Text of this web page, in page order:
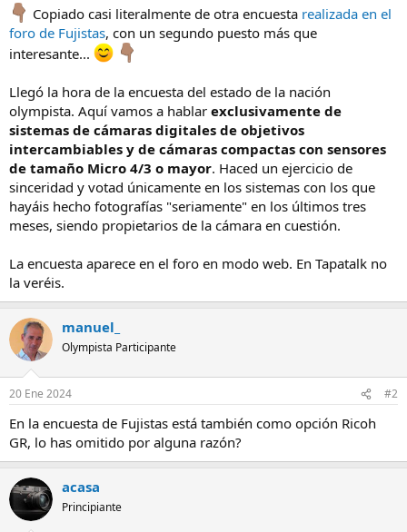
Copiado casi literalmente de otra encuesta realizada en el
foro de Fujistas, con un segundo puesto más que
interesante...
Llegó la hora de la encuesta del estado de la nación
olympista. Aquí vamos a hablar exclusivamente de
sistemas de cámaras digitales de objetivos
intercambiables y de cámaras compactas con sensores
de tamaño Micro 4/3 o mayor. Haced un ejercicio de
sinceridad y votad únicamente en los sistemas con los que
hayáis hecho fotografías "seriamente" en los últimos tres
meses, siendo propietarios de la cámara en cuestión.
La encuesta aparece en el foro en modo web. En Tapatalk no
la veréis.
manuel_
Olympista Participante
20 Ene 2024 #2
En la encuesta de Fujistas está también como opción Ricoh
GR, lo has omitido por alguna razón?
acasa
Principiante